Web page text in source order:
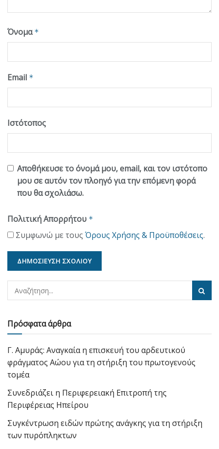
Όνομα *
Email *
Ιστότοπος
Αποθήκευσε το όνομά μου, email, και τον ιστότοπο
μου σε αυτόν τον πλοηγό για την επόμενη φορά
που θα σχολιάσω.
Πολιτική Απορρήτου *
Συμφωνώ με τους Όρους Χρήσης & Προϋποθέσεις.
Πρόσφατα άρθρα
Γ. Αμυράς: Αναγκαία η επισκευή του αρδευτικού
φράγματος Αώου για τη στήριξη του πρωτογενούς
τομέα
Συνεδριάζει η Περιφερειακή Επιτροπή της
Περιφέρειας Ηπείρου
Συγκέντρωση ειδών πρώτης ανάγκης για τη στήριξη
των πυρόπληκτων